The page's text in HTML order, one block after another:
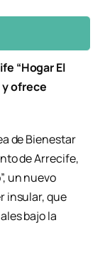
“Hogar El
y ofrece
de Bienestar
de Arrecife,
un nuevo
insular, que
bajo la